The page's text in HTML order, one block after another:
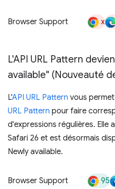
Browser Support x
L'API URL Pattern
available" (Nouveauté
L'API URL Pattern vous
URL Pattern pour faire
d'expressions régulières. Elle
Safari 26 et est désormais
Newly available.
Browser Support 95